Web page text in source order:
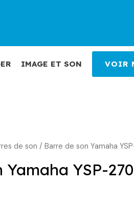
IMAGE ET SON VOIR
de son / Barre de son Yamaha
Yamaha YSP-